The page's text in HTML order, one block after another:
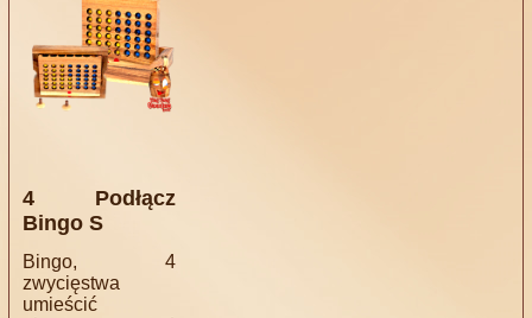
4 Podłącz
Bingo S
Bingo, 4
zwycięstwa
umieścić